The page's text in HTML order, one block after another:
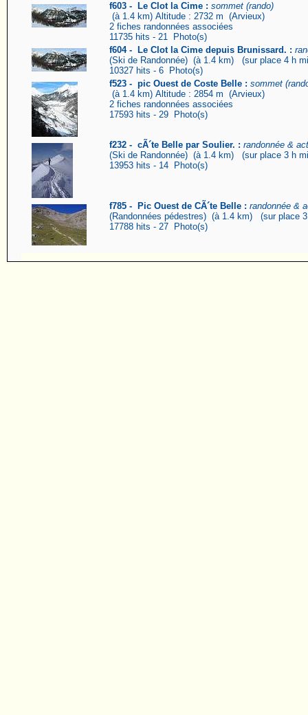
f603 - Le Clot la Cime : sommet (rando)
(à 1.4 km) Altitude : 2732 m (Arvieux)
2 fiches randonnées associées
11735 hits - 21 Photo(s)
f604 - Le Clot la Cime depuis Brunissard. :
(Ski de Randonnée) (à 1.4 km) (sur place 4 h
10327 hits - 6 Photo(s)
f523 - pic Ouest de Coste Belle : sommet
(à 1.4 km) Altitude : 2854 m (Arvieux)
2 fiches randonnées associées
17593 hits - 29 Photo(s)
f232 - cÃ´te Belle par Soulier. : randonnée &
(Ski de Randonnée) (à 1.4 km) (sur place 3 h
13953 hits - 14 Photo(s)
f785 - Pic Ouest de CÃ´te Belle : randonnée &
(Randonnées pédestres) (à 1.4 km) (sur place
17788 hits - 27 Photo(s)